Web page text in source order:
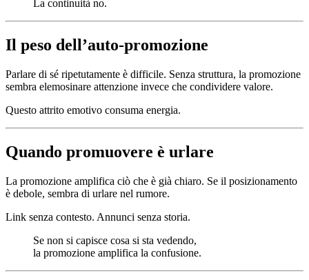
La continuità no.
Il peso dell’auto-promozione
Parlare di sé ripetutamente è difficile. Senza struttura, la promozione
sembra elemosinare attenzione invece che condividere valore.
Questo attrito emotivo consuma energia.
Quando promuovere è urlare
La promozione amplifica ciò che è già chiaro. Se il posizionamento
è debole, sembra di urlare nel rumore.
Link senza contesto. Annunci senza storia.
Se non si capisce cosa si sta vedendo,
la promozione amplifica la confusione.